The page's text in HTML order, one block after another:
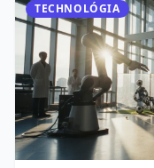
TECHNOLÓGIA